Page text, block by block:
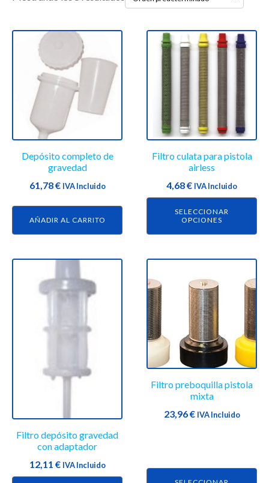
Depósito completo de
gravedad
61,78€ IVA Incluido
AÑADIR AL CARRITO
Filtro culata para pistola
airless
4,68€ IVA Incluido
SELECCIONAR
OPCIONES
Este
producto
tiene
múltiples
variantes.
opciones
se
pueden
la
de
Filtro depósito gravedad
con adaptador
12,11 € IVA Incluido
Filtro preboquilla pistola
mixta
23,96€ IVA Incluido
producto
tiene
múltiples
variantes.
Las
opciones
se
pueden